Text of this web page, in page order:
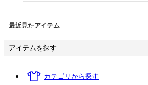
最近見たアイテム
アイテムを探す
カテゴリから探す